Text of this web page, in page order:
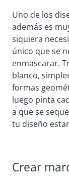
Uno de los
además es
siquiera
único que se
enmascarar.
blanco,
formas
luego pinta
a que se
tu diseño
Crear